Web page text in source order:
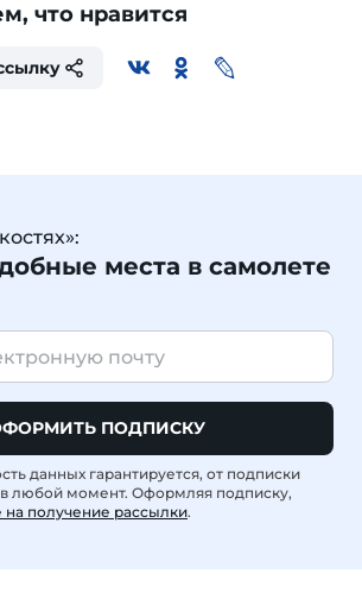
что нравится
места в самолете
ПОДПИСКУ
данных гарантируется, от подписки
в любой момент. Оформляя подписку,
на получение рассылки.